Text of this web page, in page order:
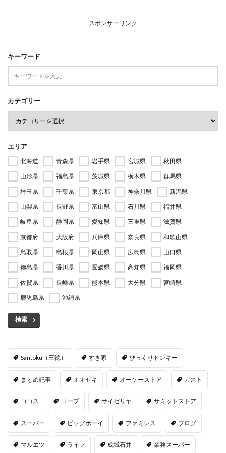
スポンサーリンク
キーワード
カテゴリー
エリア
北海道 青森県 岩手県 宮城県
秋田県
山形県
福島県 茨城県 栃木県
群馬県
埼玉県
千葉県 東京都 神奈川県
新潟県
山梨県
長野県 富山県 石川県
福井県
岐阜県
静岡県 愛知県 三重県
滋賀県
京都府
大阪府 兵庫県 奈良県
和歌山県
鳥取県
島根県 岡山県 広島県
山口県
徳島県
香川県 愛媛県 高知県
福岡県
佐賀県
長崎県 熊本県 大分県
宮崎県
鹿児島県
沖縄県
検索
Santoku（三徳） すき家 びっくりドンキー
まとめ記事 オオゼキ オーケーストア ガスト
ココス コープ サイゼリヤ サミットストア
スーパー ビッグボーイ ファミレス ブログ
マルエツ ライフ 成城石井 業務スーパー